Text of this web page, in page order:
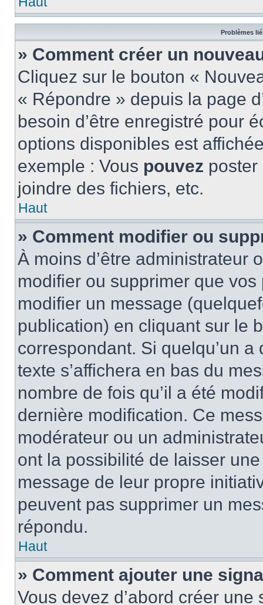
Problèmes
» Comment créer un
Cliquez sur le bouton «
« Répondre » depuis la page
besoin d’être enregistré pour
options disponibles est
exemple : Vous pouvez
joindre des fichiers, etc.
Haut
» Comment modifier ou
À moins d’être administrateur
modifier ou supprimer que
modifier un message
publication) en cliquant sur le
correspondant. Si quelqu’un
texte s’affichera en bas du
nombre de fois qu’il a été
dernière modification. Ce
modérateur ou un
ont la possibilité de laisser
message de leur propre
peuvent pas supprimer un
répondu.
Haut
» Comment ajouter une
Vous devez d’abord créer